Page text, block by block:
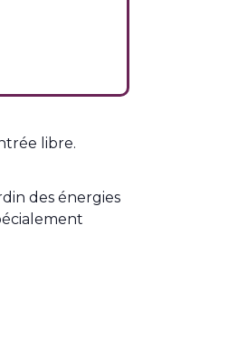
libre.
des énergies